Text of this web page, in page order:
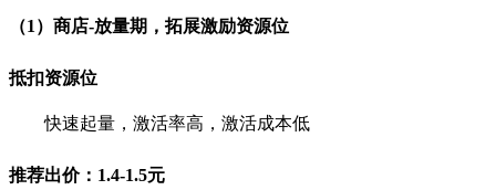
（1）商店-放量期，拓展激励资源位
抵扣资源位
快速起量，激活率高，激活成本低
推荐出价：1.4-1.5元